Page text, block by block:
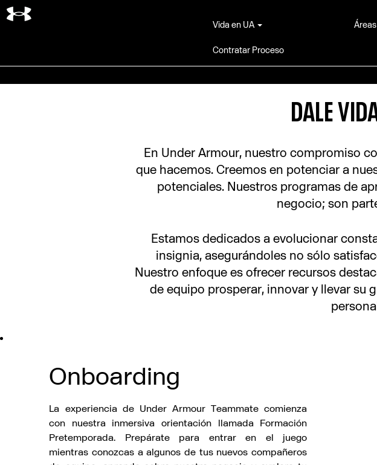
Vida en UA
Contratar Proceso
DALE
En Under Armour, nuestro compromiso
que hacemos. Creemos en potenciar a
potenciales. Nuestros programas de
negocio; son
Estamos dedicados a evolucionar
insignia, asegurándoles no sólo
Nuestro enfoque es ofrecer recursos
de equipo prosperar, innovar y llevar su
Onboarding
La experiencia de Under Armour Teammate comienza
con nuestra inmersiva orientación llamada Formación
Pretemporada. Prepárate para entrar en el juego
mientras conozcas a algunos de tus nuevos compañeros